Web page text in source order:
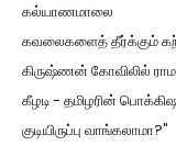
கல்யாணமாலை
கவலைகளைத் தீர்க்கும்
கிருஷ்ணன் கோவிலில்
கீழடி - தமிழரின்
குடியிருப்பு வாங்கலாமா?"